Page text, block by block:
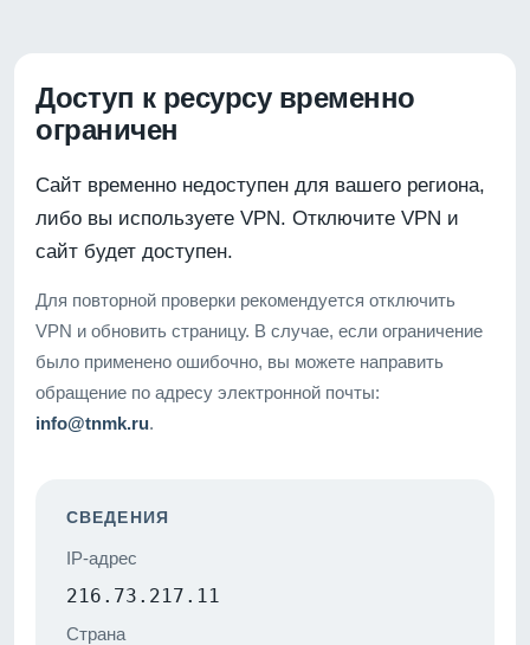
Доступ к ресурсу временно
ограничен
Сайт временно недоступен для вашего региона,
либо вы используете VPN. Отключите VPN и
сайт будет доступен.
Для повторной проверки рекомендуется отключить
VPN и обновить страницу. В случае, если ограничение
было применено ошибочно, вы можете направить
обращение по адресу электронной почты:
info@tnmk.ru.
СВЕДЕНИЯ
IP-адрес
216.73.217.11
Страна